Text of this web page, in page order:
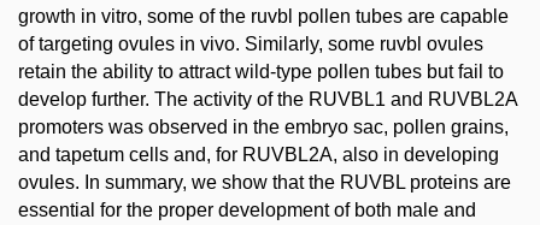
growth in vitro, some of the ruvbl pollen tubes are capable
of targeting ovules in vivo. Similarly, some ruvbl ovules
retain the ability to attract wild-type pollen tubes but fail to
develop further. The activity of the RUVBL1 and RUVBL2A
promoters was observed in the embryo sac, pollen grains,
and tapetum cells and, for RUVBL2A, also in developing
ovules. In summary, we show that the RUVBL proteins are
essential for the proper development of both male and